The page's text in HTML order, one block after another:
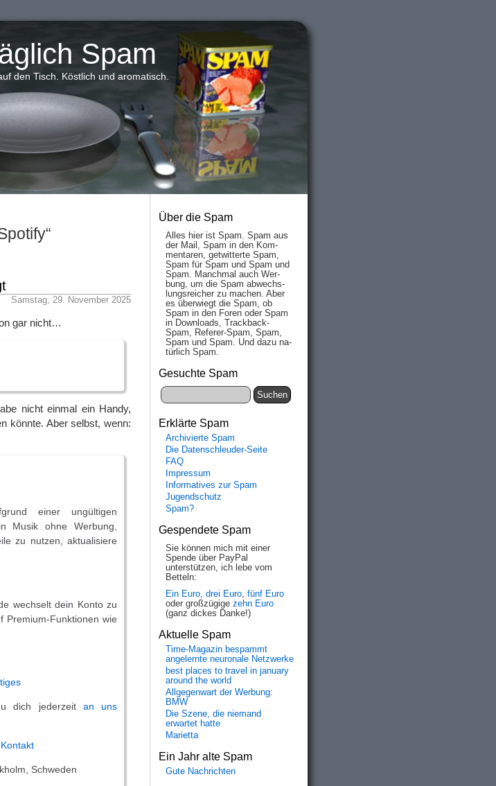
Spam
den Tisch. Köstlich und aromatisch.
Samstag, 29. November 2025
gar nicht…
nicht einmal ein Handy,
könnte. Aber selbst, wenn:
einer ungültigen
Musik ohne Werbung,
zu nutzen, aktualisiere
wechselt dein Konto zu
Premium-Funktionen wie
dich jederzeit an uns
Kontakt
Schweden
Über die Spam
Alles hier ist Spam. Spam aus
der Mail, Spam in den Kom­
men­taren, ge­twit­ter­te Spam,
Spam für Spam und Spam und
Spam. Manch­mal auch Wer­
bung, um die Spam ab­wechs­
lungs­reich­er zu mach­en. Aber
es über­wiegt die Spam, ob
Spam in den Fo­ren oder Spam
in Down­loads, Track­back-
Spam, Re­fe­rer-Spam, Spam,
Spam und Spam. Und da­zu na­
tür­lich Spam.
Gesuchte Spam
Erklärte Spam
Archivierte Spam
Die Datenschleuder-Seite
FAQ
Impressum
Informatives zur Spam
Jugendschutz
Spam?
Gespendete Spam
Sie können mich mit einer
Spende über PayPal
unterstützen, ich lebe vom
Betteln:
Ein Euro, drei Euro, fünf Euro
oder großzügige zehn Euro
(ganz dickes Danke!)
Aktuelle Spam
Time-Magazin bespammt
angelernte neuronale Netzwerke
best places to travel in january
around the world
Allgegenwart der Werbung:
BMW
Die Szene, die niemand
erwartet hatte
Marietta
Ein Jahr alte Spam
Gute Nachrichten